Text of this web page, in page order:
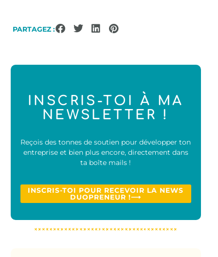
PARTAGEZ :
INSCRIS-TOI À MA
NEWSLETTER !
Reçois des tonnes de soutien pour développer ton
entreprise et bien plus encore, directement dans
ta boîte mails !
INSCRIS-TOI POUR RECEVOIR LA NEWS
DUOPRENEUR !⟶